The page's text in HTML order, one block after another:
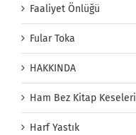
Faaliyet Önlüğü
Fular Toka
HAKKINDA
Ham Bez Kitap Keseleri
Harf Yastık